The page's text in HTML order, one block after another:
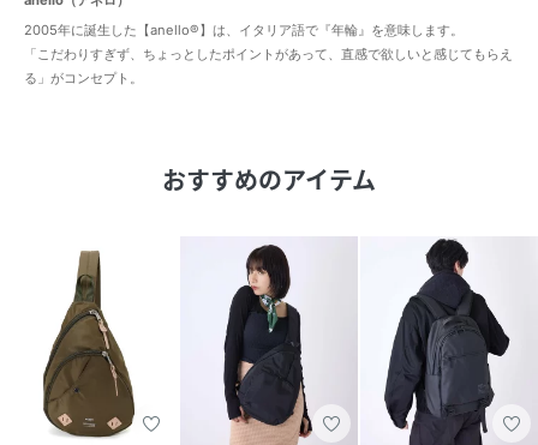
2005年に誕生した【anello®】は、イタリア語で『年輪』を意味します。
「こだわりすぎず、ちょっとしたポイントがあって、直感で欲しいと感じてもらえ
る」がコンセプト。
おすすめのアイテム